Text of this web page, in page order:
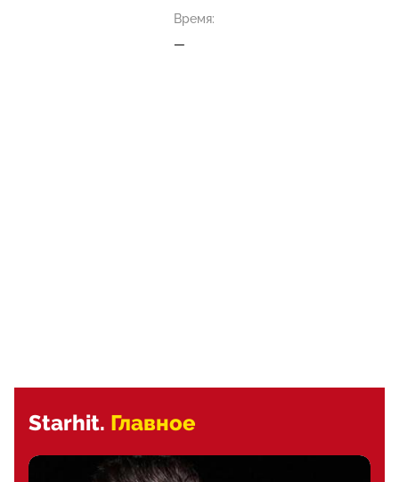
Время:
—
Starhit. Главное